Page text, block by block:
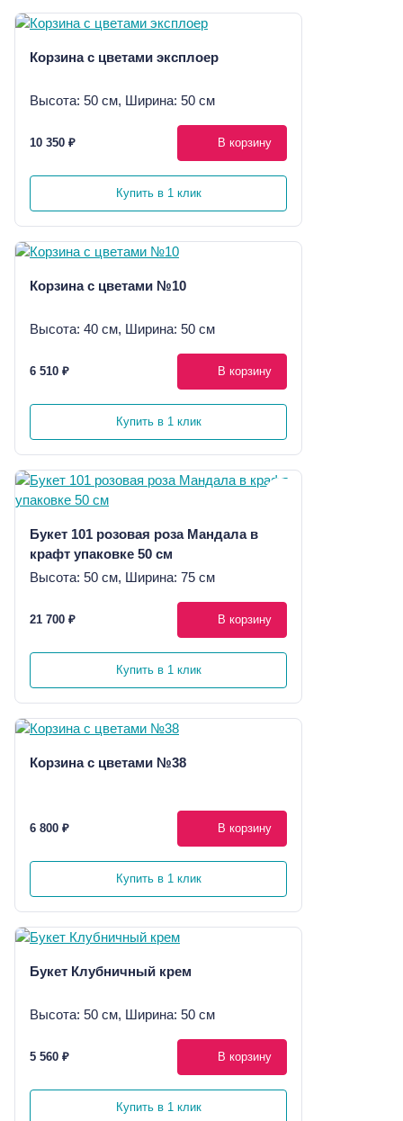
Корзина с цветами эксплоер
Высота: 50 см, Ширина: 50 см
10 350 ₽ В корзину
Купить в 1 клик
Корзина с цветами №10
Высота: 40 см, Ширина: 50 см
6 510 ₽ В корзину
Купить в 1 клик
Букет 101 розовая роза Мандала в
крафт упаковке 50 см
Высота: 50 см, Ширина: 75 см
21 700 ₽ В корзину
Купить в 1 клик
Корзина с цветами №38
6 800 ₽ В корзину
Купить в 1 клик
Букет Клубничный крем
Высота: 50 см, Ширина: 50 см
5 560 ₽ В корзину
Купить в 1 клик